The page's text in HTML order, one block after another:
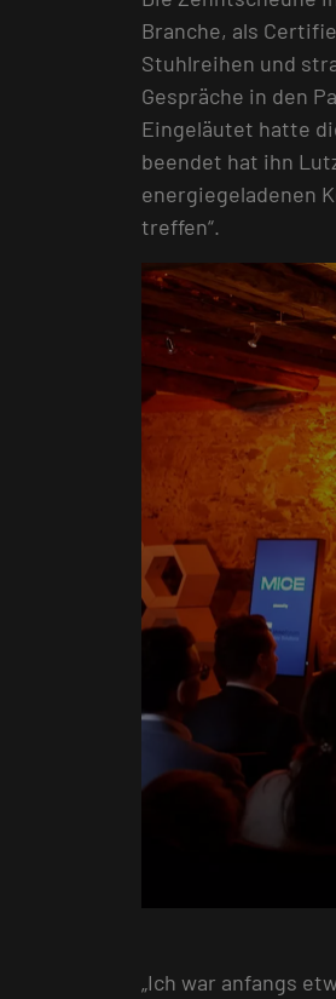
Branche, als
Stuhlreihen und
Gespräche in den
Eingeläutet hatte
beendet hat ihn
energiegeladenen
treffen“.
„Ich war anfangs